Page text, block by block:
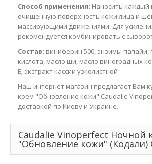
Способ применения: Наносить каждый
очищенную поверхность кожи лица и
массирующими движениями. Для
рекомендуется комбинировать с
Состав: виниферин 500, энзимы папайи,
кислота, масло ши, масло виноградных
Е, экстракт кассии узколистной
Наш интернет магазин предлагает Вам
крем "Обновление кожи" Caudalie
доставкой по Киеву и Украине.
Caudalie Vinoperfect Ночной
"Обновление кожи"